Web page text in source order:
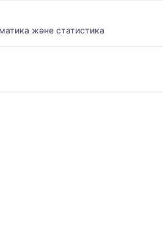
және статистика